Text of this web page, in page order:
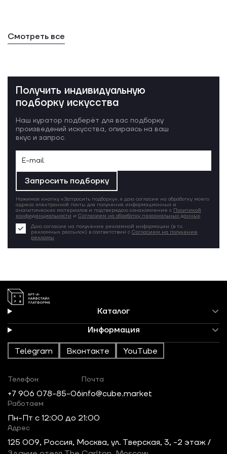
Смотреть все
Получить индивидуальную
подборку искусства
Наш куратор подберёт для вас подборку
произведений искусства, опираясь на ваш
вкус и запрос.
Запросить подборку
Нажимая кнопку «Запросить подборку», я даю согласие на обработку моего
адреса электронной почты для получения информационных и
аналитических материалов и подтверждаю ознакомление с Политикой
конфиденциальности и Согласием на обработку персональных данных.
Даю согласие на получение рекламной информации (в т.ч.
рекламных рассылок) в соответствии с Согласием на получение
рекламы
Каталог
Информация
Telegram Вконтакте YouTube
Телефон
+7 906 078-85-06
Почта
info@cube.market
Работаем
Пн-Пт c 12:00 до 21:00
Адрес
125 009, Россия, Москва, ул. Тверская, 3, -2 этаж /